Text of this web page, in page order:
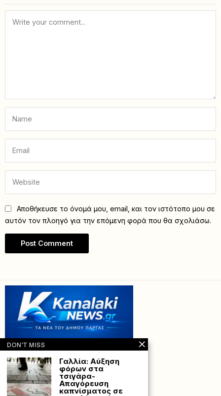
Αποθήκευσε το όνομά μου, email, και τον ιστότοπο μου σε
αυτόν τον πλοηγό για την επόμενη φορά που θα σχολιάσω.
Powered with by Hostville”)
DON'T MISS
Γαλλία: Αύξηση
φόρων στα
τσιγάρα-
Απαγόρευση
καπνίσματος σε